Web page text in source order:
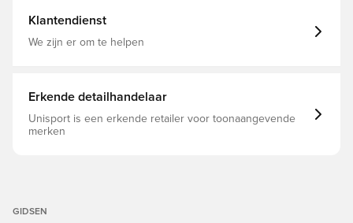
Klantendienst
We zijn er om te helpen
Erkende detailhandelaar
Unisport is een erkende retailer voor toonaangevende
merken
GIDSEN